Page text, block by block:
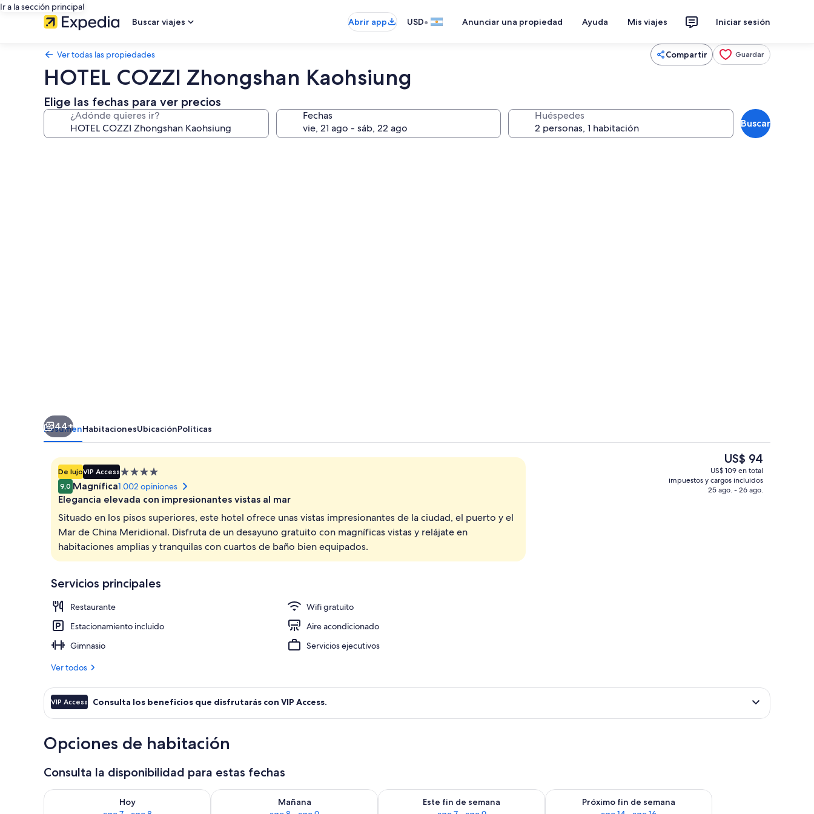
Ir a la sección principal
Buscar viajes
Abrir app USD• Anunciar una propiedad Ayuda Mis viajes Iniciar sesión
Ver todas las propiedades Compartir Guardar
HOTEL COZZI Zhongshan Kaohsiung
Elige las fechas para ver precios
¿Adónde quieres ir? Fechas Huéspedes
Buscar
Cubrecamas, caja de seguridad en la habitación y escritorio
Recepción
44+
ResumenHabitacionesUbicaciónPolíticas
De lujoVIP AccessPropiedad
de
4.0
9,0 Magnífica1.002 opiniones
Elegancia elevada con impresionantes vistas al mar
Situado en los pisos superiores, este hotel ofrece unas vistas impresionantes de la ciudad, el puerto y el
Mar de China Meridional. Disfruta de un desayuno gratuito con magníficas vistas y relájate en
habitaciones amplias y tranquilas con cuartos de baño bien equipados.
Servicios principales
Restaurante
Wifi gratuito
Estacionamiento incluido
Aire acondicionado
Gimnasio
Servicios ejecutivos
Ver todos
El
precio
actual
es
US$ 94
US$ 109 en total
impuestos y cargos incluidos
25 ago. - 26 ago.
VIP Access Consulta los beneficios que disfrutarás con VIP Access.
Opciones de habitación
Consulta la disponibilidad para estas fechas
Hoy
Consulta la disponibilidad para hoy ago 7 - ago 8
Mañana
Consulta la disponibilidad para mañana ago 8 - ago 9
Este fin de semana
Consulta la disponibilidad para este fin de semana ago 7 - ago 9
Próximo fin de semana
Consulta la disponibilidad para el próximo fin de semana ago